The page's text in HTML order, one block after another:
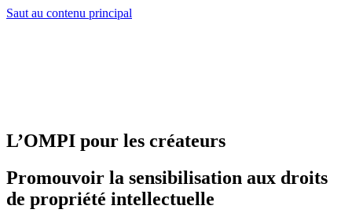
Saut au contenu principal
L’OMPI pour les créateurs
Promouvoir la sensibilisation aux droits
de propriété intellectuelle